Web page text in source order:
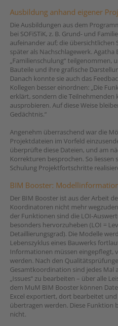
Ausbildung anhand eigener
Die Ausbildungen aus dem
bei SOFiSTiK, z. B. Grund- und
aufeinander auf; die übersichtlichen
später als Nachschlagewerk. Agatha
„Familienschulung“ teilgenommen,
Bauteile und ihre grafische
Danach konnte sie auch das
Kollegen besser einordnen: „Die
erklärt, sondern die Teilnehmenden
ausprobieren. Auf diese Weise
Gedächtnis.“
Angenehm überraschend war die
Projektdateien im Vorfeld
überprüfte diese Dateien, und am
Korrekturen besprochen. So liessen
Schulung Projektfortschritte
BIM Booster:
Der BIM Booster ist aus der Arbeit
Koordinatoren nicht mehr
der Funktionen sind die LOI-
besonders hervorzuheben (LOI =
Detaillierungsgrad). Die Modelle
Lebenszyklus eines Bauwerks
Informationen müssen eingepflegt,
werden. Nach den
Gesamtkoordination sind jedes Mal
„Issues“ zu bearbeiten – über alle
dem MuM BIM Booster können
Excel exportiert, dort bearbeitet
übertragen werden. Diese Funktion
nicht.